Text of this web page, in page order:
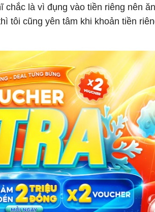
chắc là vì đụng vào tiền riêng nên ăn
tôi cũng yên tâm khi khoản tiền